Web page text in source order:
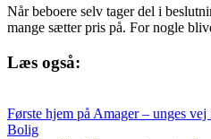
Når beboere selv tager del i
mange sætter pris på. For nogle
Læs også:
Første hjem på Amager – unges
Bolig